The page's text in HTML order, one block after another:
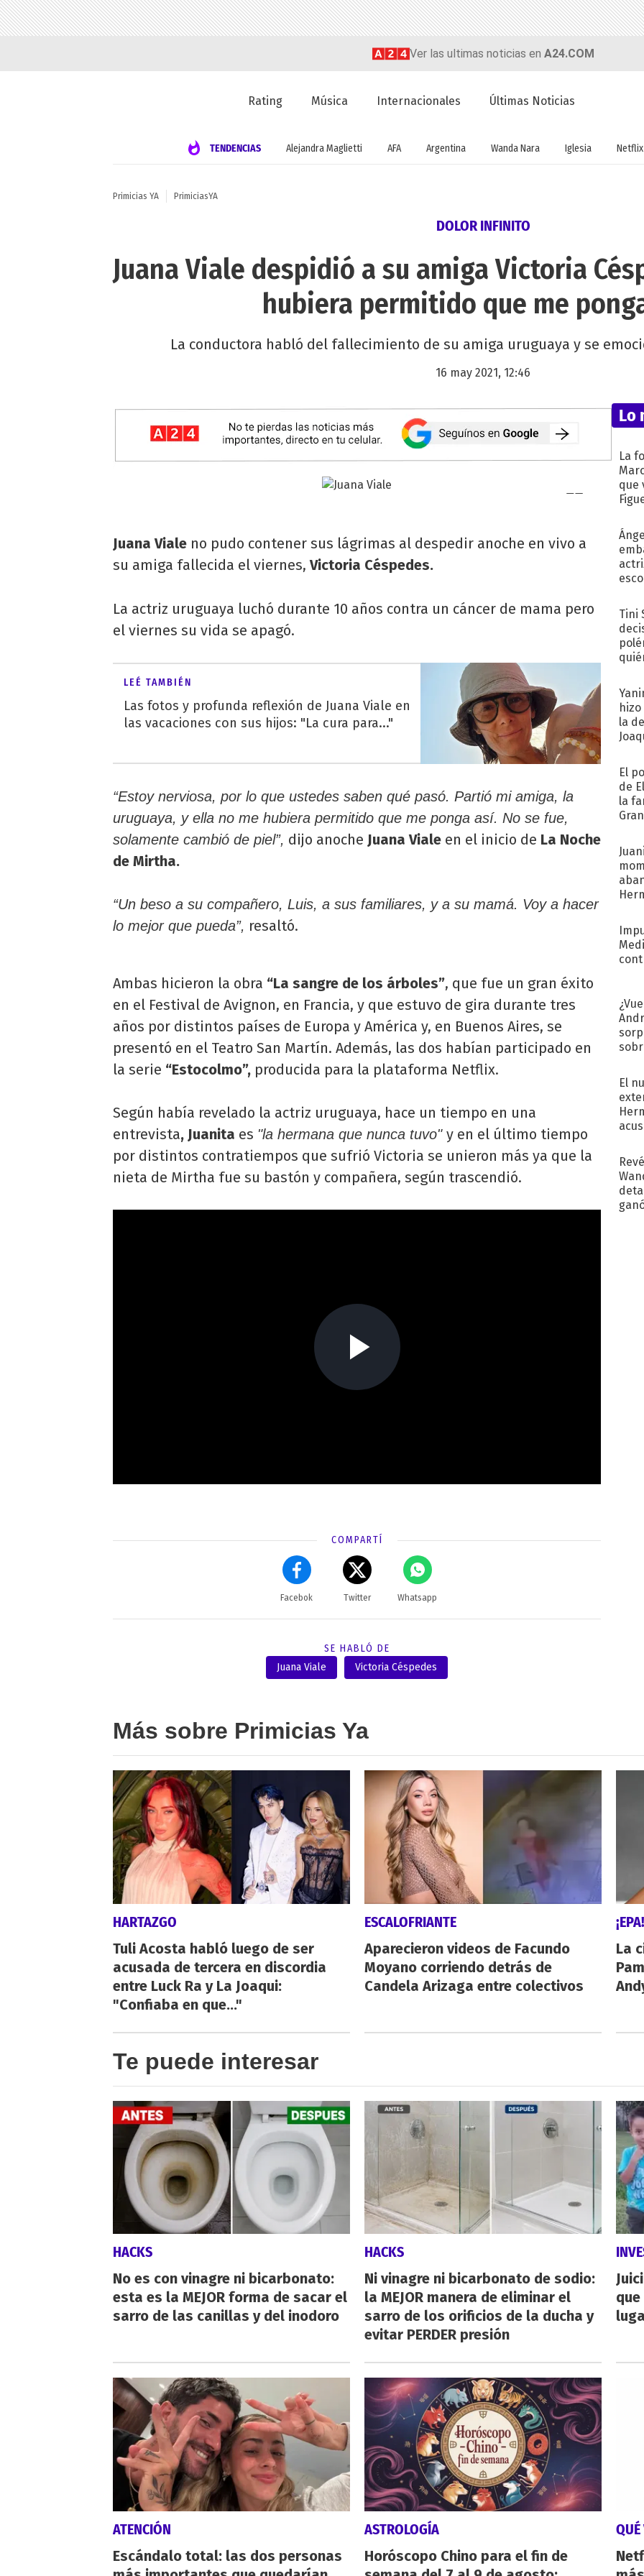
Ver las ultimas noticias en A24.COM
Rating Música Internacionales Últimas Noticias
TENDENCIAS Alejandra Maglietti AFA Argentina Wanda Nara Iglesia Netflix
Primicias YA PrimiciasYA
DOLOR INFINITO
Juana Viale despidió a su amiga Victoria
hubiera permitido que me
La conductora habló del fallecimiento de su amiga uruguaya y se
16 may 2021, 12:46
Juana Viale no pudo contener sus lágrimas al despedir anoche en vivo a
su amiga fallecida el viernes,Victoria Céspedes.
La actriz uruguaya luchó durante 10 años contra un cáncer de mama pero
el viernes su vida se apagó.
LEÉ TAMBIÉN
Las fotos y profunda reflexión de Juana Viale en
las vacaciones con sus hijos: "La cura para..."
“Estoy nerviosa, por lo que ustedes saben qué pasó. Partió mi amiga, la
uruguaya, y ella no me hubiera permitido que me ponga así. No se fue,
solamente cambió de piel”, dijo anoche Juana Viale en el inicio de La Noche
de Mirtha.
“Un beso a su compañero, Luis, a sus familiares, y a su mamá. Voy a hacer
lo mejor que pueda”, resaltó.
Ambas hicieron la obra “La sangre de los árboles”, que fue un gran éxito
en el Festival de Avignon, en Francia, y que estuvo de gira durante tres
años por distintos países de Europa y América y, en Buenos Aires, se
presentó en el Teatro San Martín. Además, las dos habían participado en
la serie “Estocolmo”, producida para la plataforma Netflix.
Según había revelado la actriz uruguaya, hace un tiempo en una
entrevista, Juanita es "la hermana que nunca tuvo" y en el último tiempo
por distintos contratiempos que sufrió Victoria se unieron más ya que la
nieta de Mirtha fue su bastón y compañera, según trascendió.
COMPARTÍ
Facebok Twitter Whatsapp
SE HABLÓ DE
Juana Viale
Victoria Céspedes
Lo
La
que
Tini
la
El
de
la
El
Más sobre Primicias Ya
HARTAZGO
Tuli Acosta habló luego de ser
acusada de tercera en discordia
entre Luck Ra y La Joaqui:
"Confiaba en que..."
ESCALOFRIANTE
Aparecieron videos de Facundo
Moyano corriendo detrás de
Candela Arizaga entre colectivos
¡EPA!
La
Te puede interesar
HACKS
No es con vinagre ni bicarbonato:
esta es la MEJOR forma de sacar el
sarro de las canillas y del inodoro
HACKS
Ni vinagre ni bicarbonato de sodio:
la MEJOR manera de eliminar el
sarro de los orificios de la ducha y
evitar PERDER presión
ATENCIÓN
Escándalo total: las dos personas
ASTROLOGÍA
Horóscopo Chino para el fin de
QUÉ